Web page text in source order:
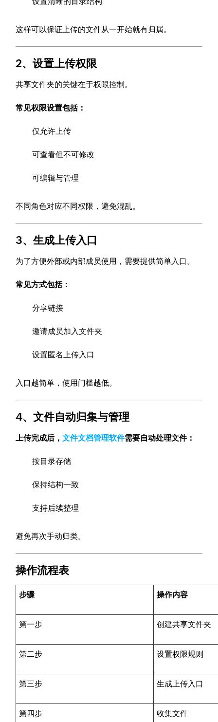
这样可以保证上传的文件从一开始就有归属。
2、设置上传权限
共享文件夹的关键在于权限控制。
常见权限设置包括：
仅允许上传
可查看但不可修改
可编辑与管理
不同角色对应不同权限，避免混乱。
3、生成上传入口
为了方便外部或内部成员使用，需要提供简单入口。
常见方式包括：
分享链接
邀请成员加入文件夹
设置匿名上传入口
入口越简单，使用门槛越低。
4、文件自动归集与管理
上传完成后，文件文档管理软件需要自动处理文件：
按目录存储
保持结构一致
支持后续整理
避免再次手动归类。
操作流程表
步骤 操作内容
第一步 创建共享文件夹
第二步 设置权限规则
第三步 生成上传入口
第四步 收集文件